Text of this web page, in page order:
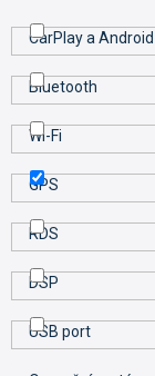
CarPlay a
Bluetooth
Wi-Fi
GPS
RDS
DSP
USB port